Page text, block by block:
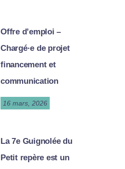
Offre d’emploi –
Chargé·e de projet
financement et
communication
16 mars, 2026
La 7e Guignolée du
Petit repère est un